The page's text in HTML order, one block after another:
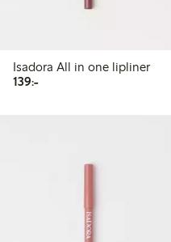
Isadora All in one lipliner
139:-139,00 kr